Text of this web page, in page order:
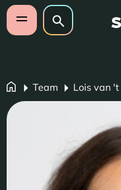
Navigatie overslaan
Open mobiel menu
Zoeken op
Zoeken
Team Lois van